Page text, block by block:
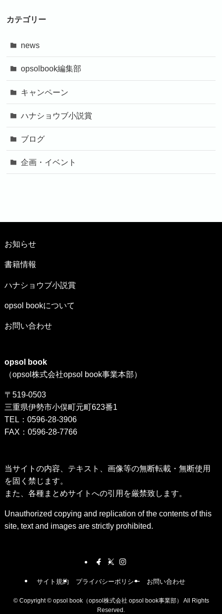
カテゴリー
news
opsolbook編集部
キャンペーン
ハナショウブ小説賞
ブログ
企画・イベント
お知らせ
書籍情報
ハナショウブ小説賞
opsol bookについて
お問い合わせ
opsol book
（opsol株式会社opsol book事業本部）
〒519-0503
三重県伊勢市小俣町元町623番1
TEL：0596-28-3906
FAX：0596-28-7766
当サイトの内容、テキスト、画像等の無断転載・無断使用
を固く禁じます。
また、各種まとめサイトへの引用を厳禁致します。
Unauthorized copying and replication of the contents of this
site, text and images are strictly prohibited.
サイト規約 プライバシーポリシー お問い合わせ
©Copyright © opsol book（opsol株式会社 opsol book事業部） All Rights
Reserved.